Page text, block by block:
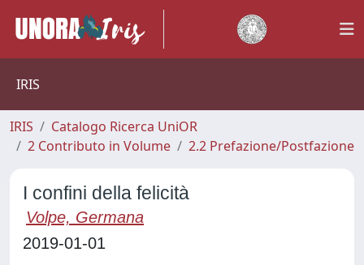
IRIS
IRIS
Catalogo Ricerca UniOR
2 Contributo in Volume
2.2 Prefazione/Postfazione
I confini della felicità
Volpe, Germana
2019-01-01